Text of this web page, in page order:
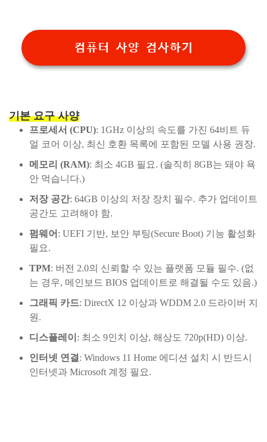
컴퓨터 사양 검사하기
기본 요구 사양
프로세서 (CPU): 1GHz 이상의 속도를 가진 64비트 듀
얼 코어 이상, 최신 호환 목록에 포함된 모델 사용 권장.
메모리 (RAM): 최소 4GB 필요. (솔직히 8GB는 돼야 욕
안 먹습니다.)
저장 공간: 64GB 이상의 저장 장치 필수. 추가 업데이트
공간도 고려해야 함.
펌웨어 : UEFI 기반, 보안 부팅(Secure Boot) 기능 활성화
필요.
TPM: 버전 2.0의 신뢰할 수 있는 플랫폼 모듈 필수. (없
는 경우, 메인보드 BIOS 업데이트로 해결될 수도 있음.)
그래픽 카드: DirectX 12 이상과 WDDM 2.0 드라이버 지
원.
디스플레이 : 최소 9인치 이상, 해상도 720p(HD) 이상.
인터넷 연결 : Windows 11 Home 에디션 설치 시 반드시
인터넷과 Microsoft 계정 필요.